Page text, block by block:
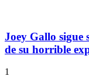
Joey Gallo sigue
de su horrible
1